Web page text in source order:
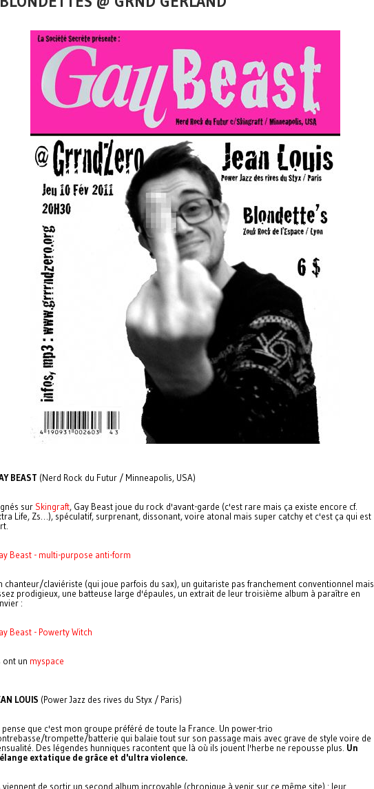
BEAST (Nerd Rock du Futur / Minneapolis, USA)
sur Skingraft, Gay Beast joue du rock d'avant-garde (c'est rare mais ça existe encore cf.
Life, Zs…), spéculatif, surprenant, dissonant, voire atonal mais super catchy et c'est ça qui est
Beast - multi-purpose anti-form
chanteur/claviériste (qui joue parfois du sax), un guitariste pas franchement conventionnel mais
prodigieux, une batteuse large d'épaules, un extrait de leur troisième album à paraître en
:
Beast - Powerty Witch
ont un myspace
LOUIS (Power Jazz des rives du Styx / Paris)
pense que c'est mon groupe préféré de toute la France. Un power-trio
trompette/batterie qui balaie tout sur son passage mais avec grave de style voire de
Des légendes hunniques racontent que là où ils jouent l'herbe ne repousse plus. Un
extatique de grâce et d'ultra violence.
viennent de sortir un second album incroyable (chronique à venir sur ce même site) : leur